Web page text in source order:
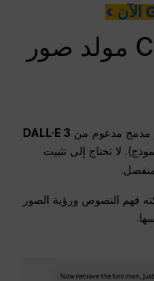
هل لدى ChatGPT مولد صور
مدمج مدعوم من DALL·E 3
لا تحتاج إلى تثبيت
فهم النصوص ورؤية الصور